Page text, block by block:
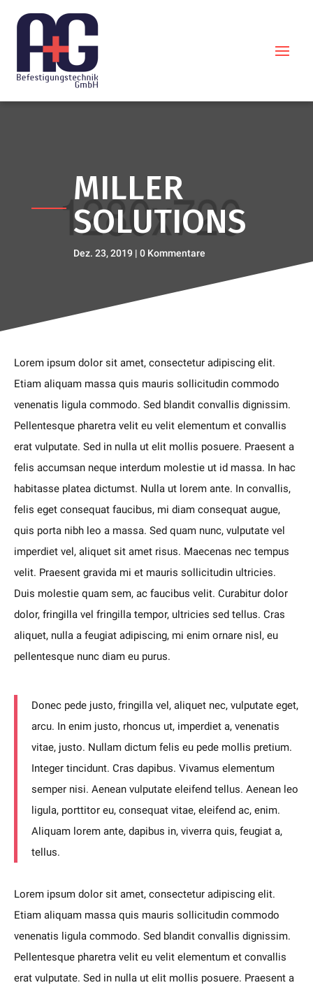
MILLER
SOLUTIONS
Dez. 23, 2019 0 Kommentare
Lorem ipsum dolor sit amet, consectetur adipiscing elit.
Etiam aliquam massa quis mauris sollicitudin commodo
venenatis ligula commodo. Sed blandit convallis dignissim.
Pellentesque pharetra velit eu velit elementum et convallis
erat vulputate. Sed in nulla ut elit mollis posuere. Praesent a
felis accumsan neque interdum molestie ut id massa. In hac
habitasse platea dictumst. Nulla ut lorem ante. In convallis,
felis eget consequat faucibus, mi diam consequat augue,
quis porta nibh leo a massa. Sed quam nunc, vulputate vel
imperdiet vel, aliquet sit amet risus. Maecenas nec tempus
velit. Praesent gravida mi et mauris sollicitudin ultricies.
Duis molestie quam sem, ac faucibus velit. Curabitur dolor
dolor, fringilla vel fringilla tempor, ultricies sed tellus. Cras
aliquet, nulla a feugiat adipiscing, mi enim ornare nisl, eu
pellentesque nunc diam eu purus.
Donec pede justo, fringilla vel, aliquet nec, vulputate eget,
arcu. In enim justo, rhoncus ut, imperdiet a, venenatis
vitae, justo. Nullam dictum felis eu pede mollis pretium.
Integer tincidunt. Cras dapibus. Vivamus elementum
semper nisi. Aenean vulputate eleifend tellus. Aenean leo
ligula, porttitor eu, consequat vitae, eleifend ac, enim.
Aliquam lorem ante, dapibus in, viverra quis, feugiat a,
tellus.
Lorem ipsum dolor sit amet, consectetur adipiscing elit.
Etiam aliquam massa quis mauris sollicitudin commodo
venenatis ligula commodo. Sed blandit convallis dignissim.
Pellentesque pharetra velit eu velit elementum et convallis
erat vulputate. Sed in nulla ut elit mollis posuere. Praesent a